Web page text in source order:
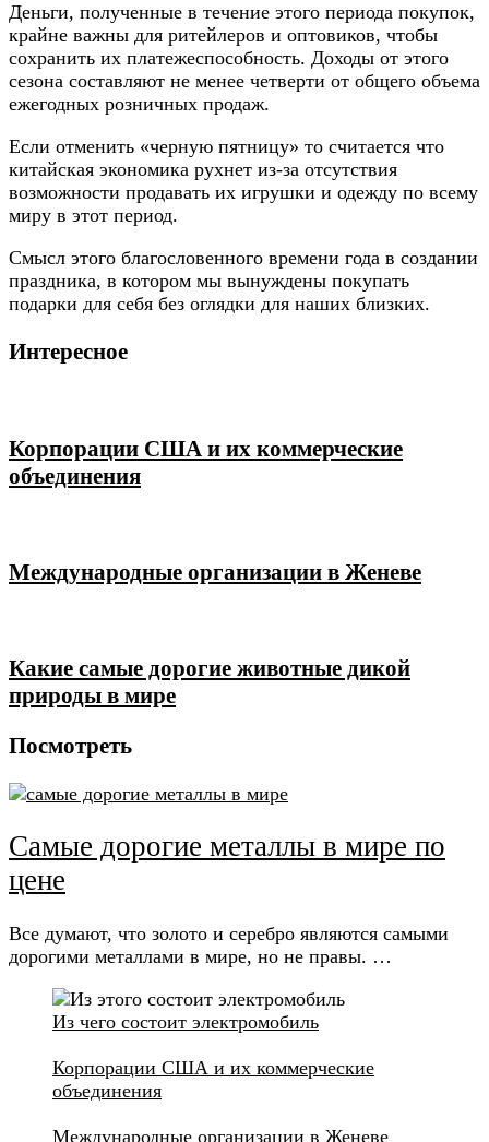
Деньги, полученные в течение этого периода покупок,
крайне важны для ритейлеров и оптовиков, чтобы
сохранить их платежеспособность. Доходы от этого
сезона составляют не менее четверти от общего объема
ежегодных розничных продаж.
Если отменить «черную пятницу» то считается что
китайская экономика рухнет из-за отсутствия
возможности продавать их игрушки и одежду по всему
миру в этот период.
Смысл этого благословенного времени года в создании
праздника, в котором мы вынуждены покупать
подарки для себя без оглядки для наших близких.
Интересное
Корпорации США и их коммерческие
объединения
Международные организации в Женеве
Какие самые дорогие животные дикой
природы в мире
Посмотреть
Самые дорогие металлы в мире по
цене
Все думают, что золото и серебро являются самыми
дорогими металлами в мире, но не правы. …
Из чего состоит электромобиль
Корпорации США и их коммерческие
объединения
Международные организации в Женеве